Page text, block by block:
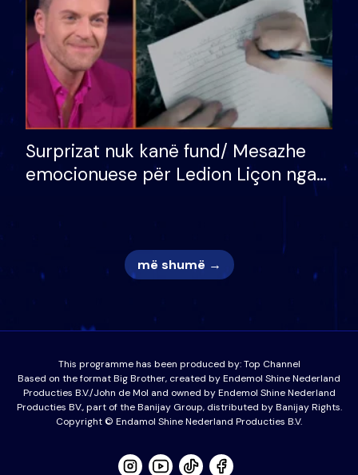
Surprizat nuk kanë fund/ Mesazhe
emocionuese për Ledion Liçon nga
më shumë →
This programme has been produced by:Top Channel
Based on the format Big Brother, created by Endemol Shine Nederland
Producties B.V./John de Mol and owned by Endemol Shine Nederland
Producties BV., part of the Banijay Group, distributed by Banijay Rights.
Copyright © Endamol Shine Nederland Producties B.V.